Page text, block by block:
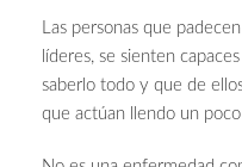
Las personas que
líderes, se sienten
saberlo todo y que de
que actúan llendo un